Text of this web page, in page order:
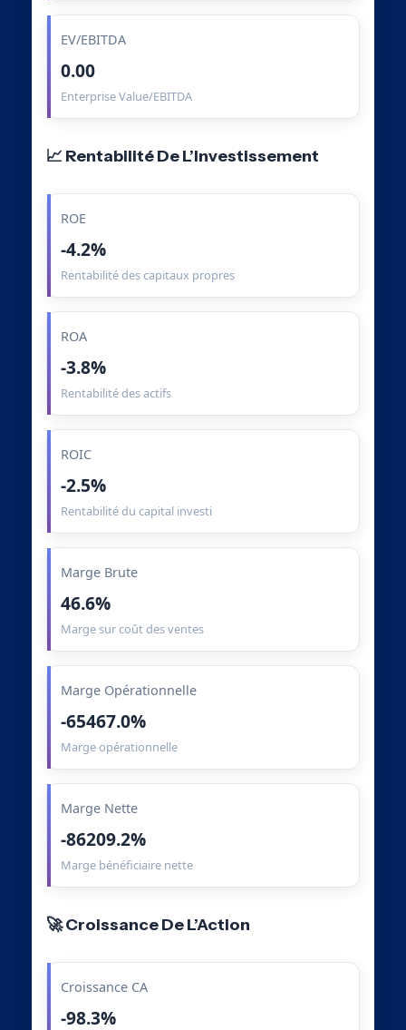
EV/EBITDA
0.00
Enterprise Value/EBITDA
📈 Rentabilité De L’Investissement
ROE
-4.2%
Rentabilité des capitaux propres
ROA
-3.8%
Rentabilité des actifs
ROIC
-2.5%
Rentabilité du capital investi
Marge Brute
46.6%
Marge sur coût des ventes
Marge Opérationnelle
-65467.0%
Marge opérationnelle
Marge Nette
-86209.2%
Marge bénéficiaire nette
🚀 Croissance De L’Action
Croissance CA
-98.3%